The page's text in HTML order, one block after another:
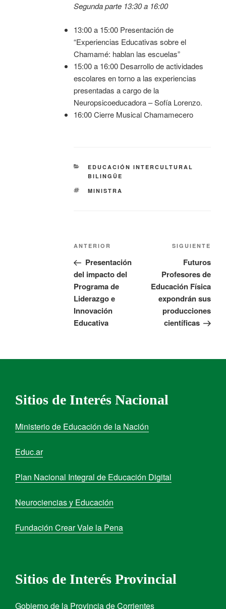
Segunda parte 13:30 a 16:00
13:00 a 15:00 Presentación de
“Experiencias Educativas sobre el
Chamamé: hablan las escuelas”
15:00 a 16:00 Desarrollo de actividades
escolares en torno a las experiencias
presentadas a cargo de la
Neuropsicoeducadora – Sofía Lorenzo.
16:00 Cierre Musical Chamamecero
EDUCACIÓN INTERCULTURAL
BILINGÜE
MINISTRA
ANTERIOR
Presentación
del impacto del
Programa de
Liderazgo e
Innovación
Educativa
SIGUIENTE
Futuros
Profesores de
Educación Física
expondrán sus
producciones
científicas
Sitios de Interés Nacional
Ministerio de Educación de la Nación
Educ.ar
Plan Nacional Integral de Educación Digital
Neurociencias y Educación
Fundación Crear Vale la Pena
Sitios de Interés Provincial
Gobierno de la Provincia de Corrientes